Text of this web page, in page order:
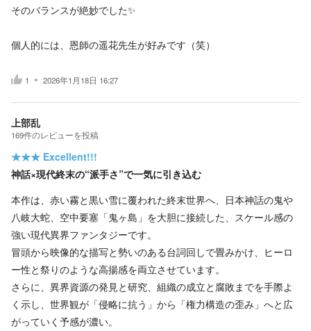
そのバランスが絶妙でした✨️
個人的には、恩師の遥花先生が好みです（笑）
1 2026年1月18日 16:27
上部乱
169件のレビューを投稿
★★★ Excellent!!!
神話×現代終末の“派手さ”で一気に引き込む
本作は、赤い霧と黒い雪に覆われた終末世界へ、日本神話の鬼や
八岐大蛇、空中要塞「鬼ヶ島」を大胆に接続した、スケール感の
強い現代異界ファンタジーです。
冒頭から映像的な描写と勢いのある台詞回しで畳みかけ、ヒーロ
ー性と祭りのような高揚感を両立させています。
さらに、異界資源の発見と研究、組織の成立と腐敗までを手際よ
く示し、世界観が「侵略に抗う」から「権力構造の歪み」へと広
がっていく予感が濃い。